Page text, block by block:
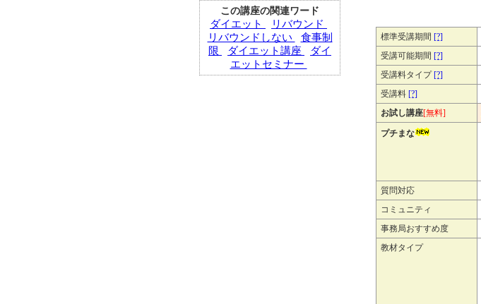
この講座の関連ワード
ダイエット
リバウンド
リバウンドしない
食事制
限
ダイエット講座
ダイ
エットセミナー
標準受講期間 [?]
受講可能期間 [?]
受講料タイプ[?]
受講料 [?]
お試し講座[無料]
プチまな
質問対応
コミュニティ
事務局おすすめ度
教材タイプ